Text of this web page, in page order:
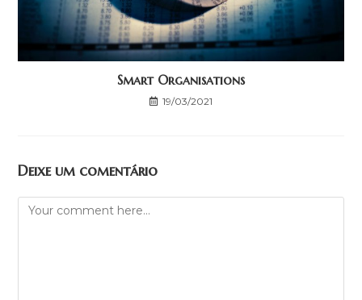
Smart Organisations
19/03/2021
Deixe um comentário